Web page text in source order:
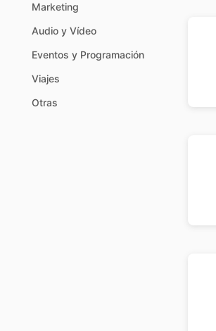
Marketing
Audio y Vídeo
Eventos y Programación
Viajes
Otras